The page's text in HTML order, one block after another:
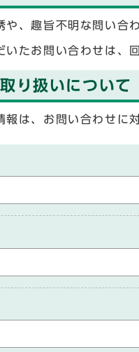
や、趣旨不明な問い合
いたお問い合わせは、
り扱いについて
報は、お問い合わせに